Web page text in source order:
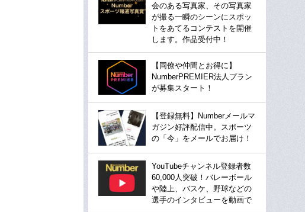
会のある写真家、その写真家
が撮る一瞬のシーンにスポッ
トをあてるコンテストを開催
します。作品受付中！
【同僚や仲間とお得に】
NumberPREMIER法人プラン
が募集スタート！
【登録無料】Numberメールマ
ガジン好評配信中。スポーツ
の「今」をメールでお届け！
YouTubeチャンネル登録者数
60,000人突破！バレーボール
や陸上、バスケ、野球などの
選手のインタビューを動画で